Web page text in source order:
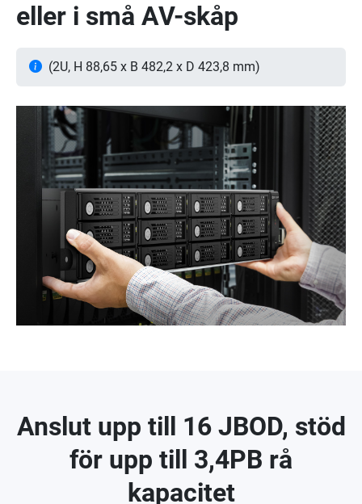
eller i små AV-skåp
(2U, H 88,65 x B 482,2 x D 423,8 mm)
Anslut upp till 16 JBOD, stöd
för upp till 3,4PB rå
kapacitet